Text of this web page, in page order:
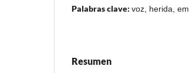
Palabras clave: voz, herida,
Resumen